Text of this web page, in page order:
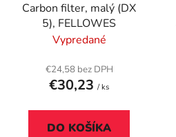
Carbon filter, malý (DX
5), FELLOWES
Vypredané
€24,58 bez DPH
€30,23 / ks
DO KOŠÍKA